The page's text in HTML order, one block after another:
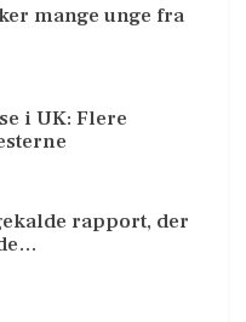
mange unge fra
i UK: Flere
rapport, der